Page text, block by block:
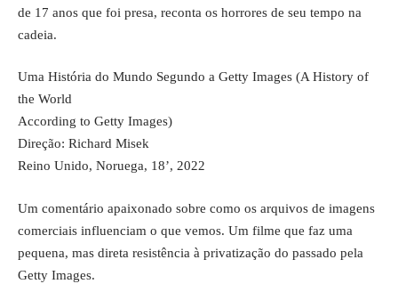
de 17 anos que foi presa, reconta os horrores de seu tempo na
cadeia.
Uma História do Mundo Segundo a Getty Images (A History of
the World
According to Getty Images)
Direção: Richard Misek
Reino Unido, Noruega, 18’, 2022
Um comentário apaixonado sobre como os arquivos de imagens
comerciais influenciam o que vemos. Um filme que faz uma
pequena, mas direta resistência à privatização do passado pela
Getty Images.